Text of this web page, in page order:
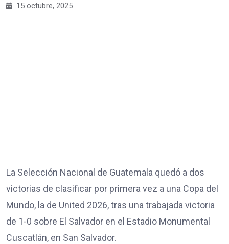
15 octubre, 2025
La Selección Nacional de Guatemala quedó a dos
victorias de clasificar por primera vez a una Copa del
Mundo, la de United 2026, tras una trabajada victoria
de 1-0 sobre El Salvador en el Estadio Monumental
Cuscatlán, en San Salvador.